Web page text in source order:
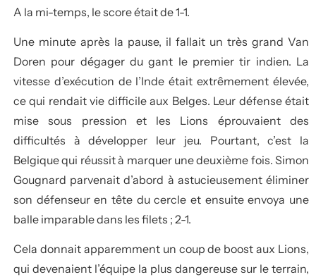
A la mi-temps, le score était de 1-1.
Une minute après la pause, il fallait un très grand Van
Doren pour dégager du gant le premier tir indien. La
vitesse d’exécution de l’Inde était extrêmement élevée,
ce qui rendait vie difficile aux Belges. Leur défense était
mise sous pression et les Lions éprouvaient des
difficultés à développer leur jeu. Pourtant, c’est la
Belgique qui réussit à marquer une deuxième fois. Simon
Gougnard parvenait d’abord à astucieusement éliminer
son défenseur en tête du cercle et ensuite envoya une
balle imparable dans les filets ; 2-1.
Cela donnait apparemment un coup de boost aux Lions,
qui devenaient l’équipe la plus dangereuse sur le terrain,